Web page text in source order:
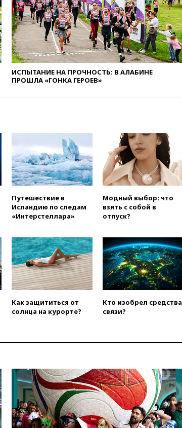
выгоду безвизового режима с
ЕС
вчера, 22:59 На башню
ресторана «Армения» в
Москве вернут утраченную
скульптуру балерины
вчера, 22:45Литовец
протаранил погранпункт при
огня США и Ирана
вчера, 22:15Три человека
получили ножевые ранения
при нападении в Чехии
вчера, 22:00Путин поручил
РЛС для Белгородской
области
отказал Украине в
использовании Starlink для
атак вглубь РФ
вчера, 21:35После пожара на
складе в Брянске возбудили
уголовное дело
вчера, 21:26 Лидеры сборной
РФ по гимнастике получили
вчера, 21:00На границе
Украины с Польшей скопилось
свыше 6,5 тысячи грузовиков
вчера, 20:53 Швыдкой:
«Интервидение» точно
ИСПЫТАНИЕ НА ПРОЧНОСТЬ: В АЛАБИНЕ
ПРОШЛА «ГОНКА ГЕРОЕВ»
Путешествие в
Исландию по следам
«Интерстеллара»
Модный выбор: что
взять с собой в
отпуск?
Как защититься от
солнца на курорте?
Кто изобрел средства
связи?